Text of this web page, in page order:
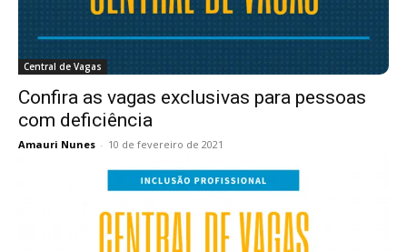
Central de Vagas
Confira as vagas exclusivas para pessoas
com deficiência
Amauri Nunes - 10 de fevereiro de 2021